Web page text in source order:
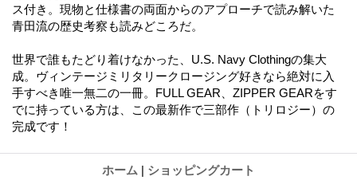
ス付き。現物と仕様書の両面からのアプローチで読み解いた
青田流の歴史考察も読みどころだ。
世界で誰もたどり着けなかった、U.S. Navy Clothingの集大
成。ヴィンテージミリタリークロージング好きなら絶対に入
手すべき唯一無二の一冊。FULL GEAR、ZIPPER GEARをす
でに持っている方は、この最新作で三部作（トリロジー）の
完成です！
ホーム | ショッピングカート